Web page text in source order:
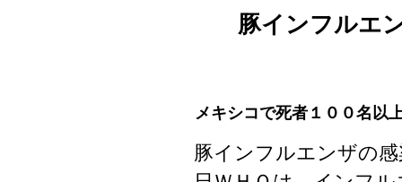
豚インフルエ
メキシコで死者１００名以
豚インフルエンザの